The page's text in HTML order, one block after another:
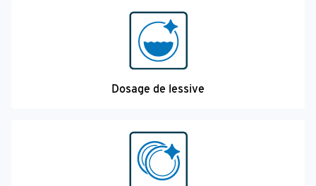
Dosage de lessive